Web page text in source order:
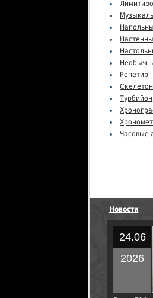
Репетир
Скелетон
Турбийон
Часовые
Новости
24.06
2026